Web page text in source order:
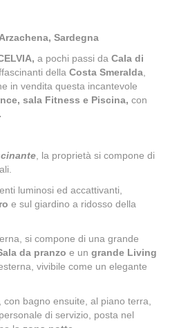
Sardegna
a pochi passi da Cala di
della Costa Smeralda
in vendita questa incantevole
sala Fitness e Piscina, con
, la proprietà si compone di
luminosi ed accattivanti,
e sul giardino a ridosso della
si compone di una grande
da pranzo e un grande Living
vivibile come un elegante
, con bagno ensuite, al piano terra,
di servizio, posta nel